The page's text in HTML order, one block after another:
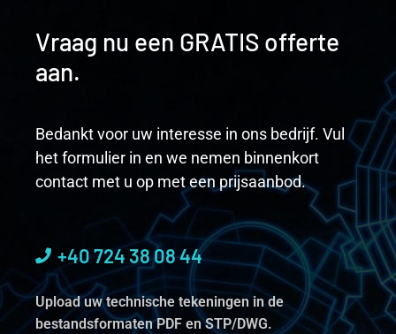
Vraag nu een GRATIS offerte
aan.
Bedankt voor uw interesse in ons bedrijf. Vul
het formulier in en we nemen binnenkort
contact met u op met een prijsaanbod.
+40 724 38 08 44
Upload uw technische tekeningen in de
bestandsformaten PDF en STP/DWG.